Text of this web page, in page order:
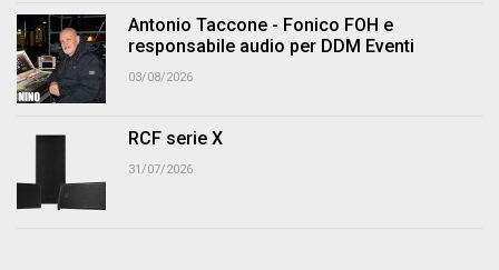
Antonio Taccone - Fonico FOH e
responsabile audio per DDM Eventi
03/08/2026
RCF serie X
31/07/2026